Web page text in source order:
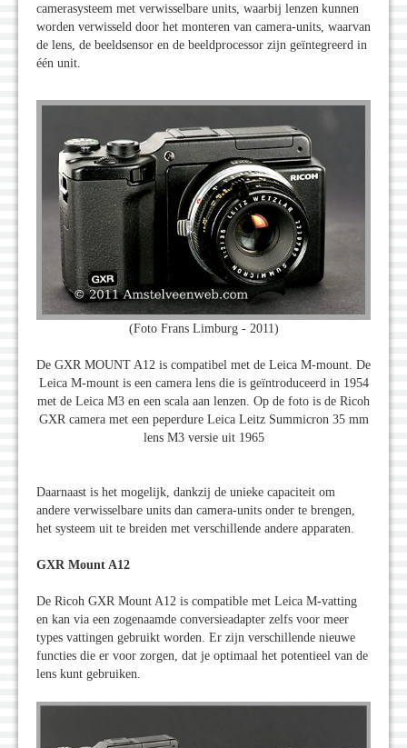
camerasysteem met verwisselbare units, waarbij lenzen kunnen
worden verwisseld door het monteren van camera-units, waarvan
de lens, de beeldsensor en de beeldprocessor zijn geïntegreerd in
één unit.
(Foto Frans Limburg - 2011)
De GXR MOUNT A12 is compatibel met de Leica M-mount. De
Leica M-mount is een camera lens die is geïntroduceerd in 1954
met de Leica M3 en een scala aan lenzen. Op de foto is de Ricoh
GXR camera met een peperdure Leica Leitz Summicron 35 mm
lens M3 versie uit 1965
Daarnaast is het mogelijk, dankzij de unieke capaciteit om
andere verwisselbare units dan camera-units onder te brengen,
het systeem uit te breiden met verschillende andere apparaten.
GXR Mount A12
De Ricoh GXR Mount A12 is compatible met Leica M-vatting
en kan via een zogenaamde conversieadapter zelfs voor meer
types vattingen gebruikt worden. Er zijn verschillende nieuwe
functies die er voor zorgen, dat je optimaal het potentieel van de
lens kunt gebruiken.